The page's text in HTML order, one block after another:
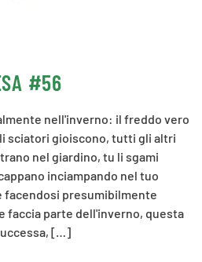
#56
nell'inverno: il freddo vero
sciatori gioiscono, tutti gli altri
nel giardino, tu li sgami
inciampando nel tuo
facendosi presumibilmente
faccia parte dell'inverno, questa
[…]